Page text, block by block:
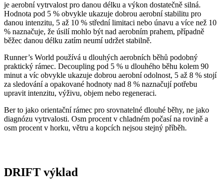
je aerobní vytrvalost pro danou délku a výkon dostatečně silná.
Hodnota pod 5 % obvykle ukazuje dobrou aerobní stabilitu pro
danou intenzitu, 5 až 10 % střední limitaci nebo únavu a více než 10
% naznačuje, že úsilí mohlo být nad aerobním prahem, případně
běžec danou délku zatím neumí udržet stabilně.
Runner’s World používá u dlouhých aerobních běhů podobný
praktický rámec. Decoupling pod 5 % u dlouhého běhu kolem 90
minut a víc obvykle ukazuje dobrou aerobní odolnost, 5 až 8 % stojí
za sledování a opakované hodnoty nad 8 % naznačují potřebu
upravit intenzitu, výživu, objem nebo regeneraci.
Ber to jako orientační rámec pro srovnatelné dlouhé běhy, ne jako
diagnózu vytrvalosti. Osm procent v chladném počasí na rovině a
osm procent v horku, větru a kopcích nejsou stejný příběh.
DRIFT výklad